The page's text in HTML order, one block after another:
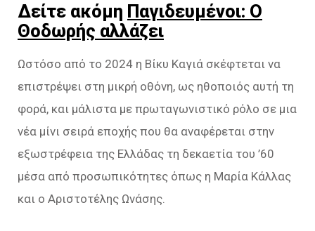
Δείτε ακόμη Παγιδευμένοι: Ο
Θοδωρής αλλάζει
Ωστόσο από το 2024 η Βίκυ Καγιά σκέφτεται να
επιστρέψει στη μικρή οθόνη, ως ηθοποιός αυτή τη
φορά, και μάλιστα με πρωταγωνιστικό ρόλο σε μια
νέα μίνι σειρά εποχής που θα αναφέρεται στην
εξωστρέφεια της Ελλάδας τη δεκαετία του ’60
μέσα από προσωπικότητες όπως η Μαρία Κάλλας
και ο Αριστοτέλης Ωνάσης.